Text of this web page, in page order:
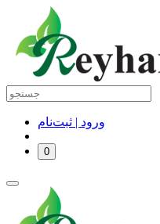
ورود | ثبت‌نام
0